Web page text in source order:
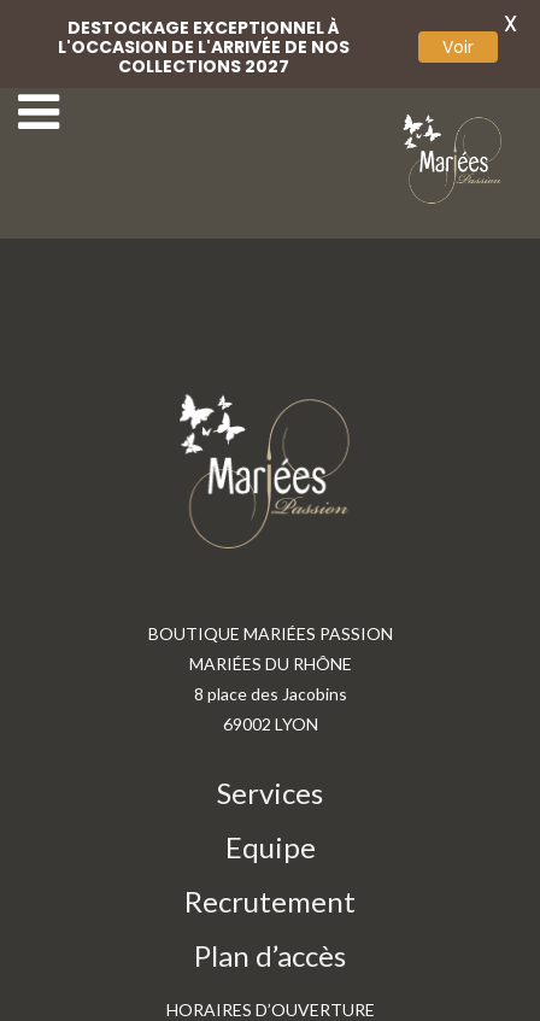
Pochette Ivoire Pochette Nude
BOUTIQUE MARIÉES PASSION
MARIÉES DU RHÔNE
8 place des Jacobins
69002 LYON
Services
Equipe
Recrutement
Plan d’accès
HORAIRES D’OUVERTURE
DESTOCKAGE EXCEPTIONNEL À
L'OCCASION DE L'ARRIVÉE DE NOS
COLLECTIONS 2027
Voir
X